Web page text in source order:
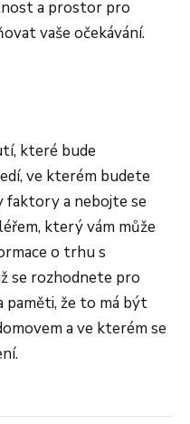
a prostor pro
vaše očekávání.
které bude
ve kterém budete
faktory a nebojte se
který vám může
o trhu s
se rozhodnete pro
paměti, že to má být
a ve kterém se